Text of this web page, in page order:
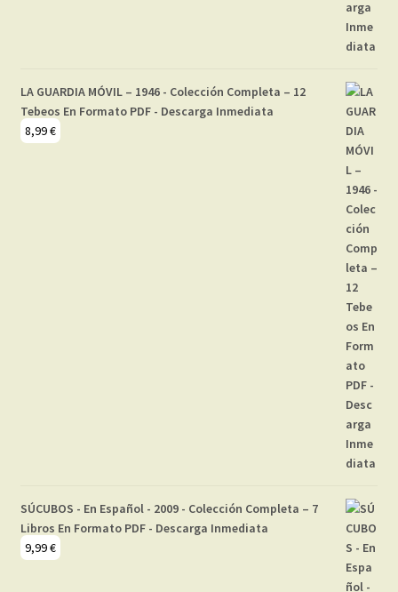
LA GUARDIA MÓVIL – 1946 - Colección Completa – 12
Tebeos En Formato PDF - Descarga Inmediata
8,99€
SÚCUBOS - En Español - 2009 - Colección Completa – 7
Libros En Formato PDF - Descarga Inmediata
9,99€